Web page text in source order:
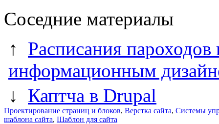
Соседние материалы
↑ Расписания
информационным
↓ Каптча в Drupal
Проектирование страниц и блоков, Верстка сайта, Системы
шаблона сайта, Шаблон для сайта